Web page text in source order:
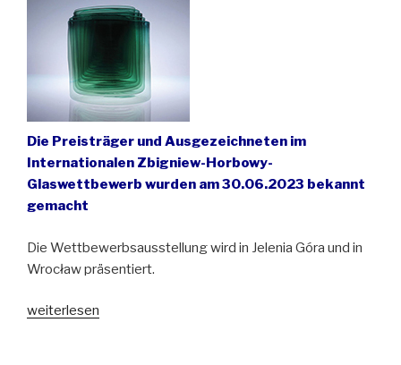
Schloss
Kieslingswalde“
Die Preisträger und Ausgezeichneten im
Internationalen Zbigniew-Horbowy-
Glaswettbewerb wurden am 30.06.2023 bekannt
gemacht
Die Wettbewerbsausstellung wird in Jelenia Góra und in
Wrocław präsentiert.
„Deutscher
weiterlesen